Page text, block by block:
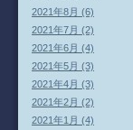
2021年8月 (6)
2021年7月 (2)
2021年6月 (4)
2021年5月 (3)
2021年4月 (3)
2021年2月 (2)
2021年1月 (4)